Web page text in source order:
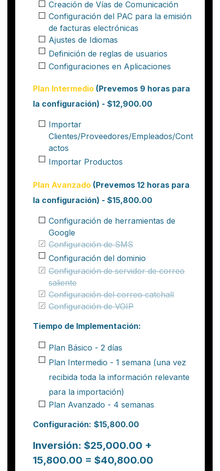
Creación de Vías de Comunicación
Configuración del PAC para la emisión
de facturas electrónicas
Ajustes de Idiomas
Definición de reglas de usuarios
Configuraciones en Aplicaciones
Plan Inter​medio (Prevemos 9 horas para
la configuración) - $12,900.00
Importar
Clientes/Proveedores/Empleados/Cont
actos
Importar Productos
Plan Avanzado (Prevemos 12 horas para
la configuración) - $15,800.00
Configuración de herramientas de
Google
Configuración de SMS
Configuración del dominio
Configuración de servidor de correo
saliente
Configuración del correo catchall
Configuración de VOIP
Tiempo de Implementación:
Plan Básico - 2 días
Plan Intermedio - 1 semana (una vez
recibida toda la información relevante
para la importación)
Plan Avanzado - 4 semanas
Configuración: $15,800.00
Inversión: $25,000.00 +
15,800.00 = $40,800.00